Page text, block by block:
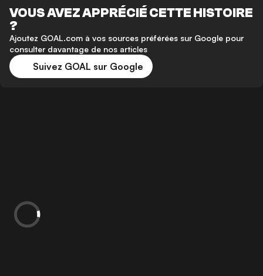
VOUS AVEZ APPRÉCIÉ CETTE HISTOIRE
?
Ajoutez GOAL.com à vos sources préférées sur Google pour
consulter davantage de nos articles
Suivez GOAL sur Google